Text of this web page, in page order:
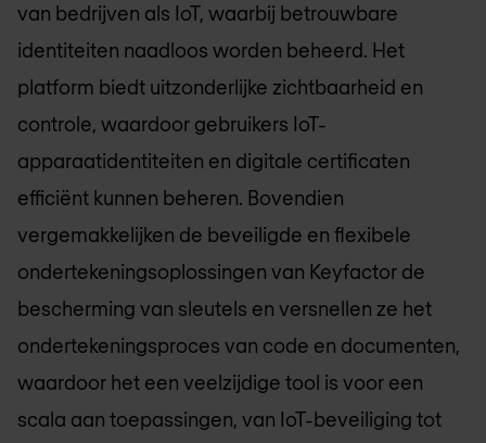
van bedrijven als IoT, waarbij betrouwbare
identiteiten naadloos worden beheerd. Het
platform biedt uitzonderlijke zichtbaarheid en
controle, waardoor gebruikers IoT-
apparaatidentiteiten en digitale certificaten
efficiënt kunnen beheren. Bovendien
vergemakkelijken de beveiligde en flexibele
ondertekeningsoplossingen van Keyfactor de
bescherming van sleutels en versnellen ze het
ondertekeningsproces van code en documenten,
waardoor het een veelzijdige tool is voor een
scala aan toepassingen, van IoT-beveiliging tot